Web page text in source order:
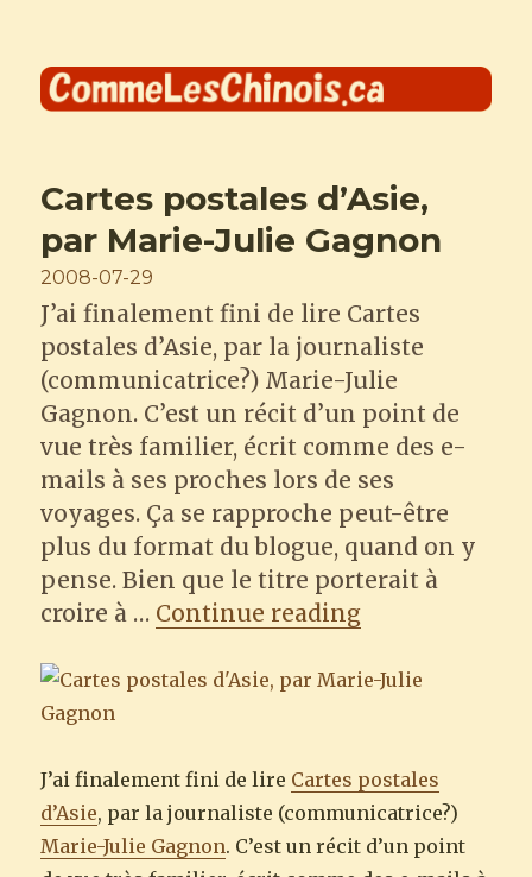
Comme les Chinois
Cartes postales d’Asie,
par Marie-Julie Gagnon
Posted
on
2008-07-29
J’ai finalement fini de lire Cartes
postales d’Asie, par la journaliste
(communicatrice?) Marie-Julie
Gagnon. C’est un récit d’un point de
vue très familier, écrit comme des e-
mails à ses proches lors de ses
voyages. Ça se rapproche peut-être
plus du format du blogue, quand on y
pense. Bien que le titre porterait à
croire à … Continue reading“Cartes
J’ai finalement fini de lire Cartes postales
d’Asie, par la journaliste (communicatrice?)
Marie-Julie Gagnon. C’est un récit d’un point